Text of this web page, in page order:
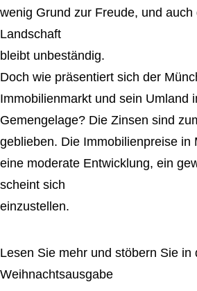
wenig Grund zur Freude, und
Landschaft
bleibt unbeständig.
Doch wie präsentiert sich der
Immobilienmarkt und sein Umland
Gemengelage? Die Zinsen sind
geblieben. Die Immobilienpreise in
eine moderate Entwicklung, ein
scheint sich
einzustellen.
Lesen Sie mehr und stöbern Sie in
Weihnachtsausgabe